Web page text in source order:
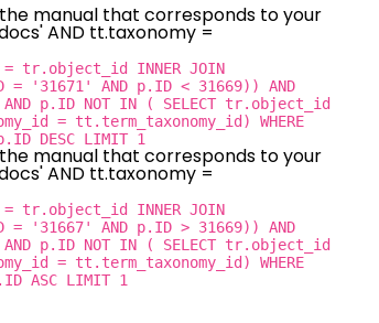
manual that corresponds to your
AND tt.taxonomy =
= tr.object_id INNER JOIN
= '31671' AND p.ID < 31669)) AND
p.ID NOT IN ( SELECT tr.object_id
= tt.term_taxonomy_id) WHERE
DESC LIMIT 1
manual that corresponds to your
AND tt.taxonomy =
= tr.object_id INNER JOIN
= '31667' AND p.ID > 31669)) AND
p.ID NOT IN ( SELECT tr.object_id
= tt.term_taxonomy_id) WHERE
ASC LIMIT 1